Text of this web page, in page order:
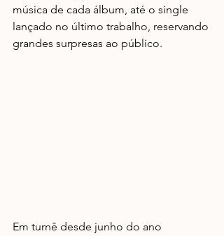
música de cada álbum, até o single
lançado no último trabalho, reservando
grandes surpresas ao público.
Em turnê desde junho do ano